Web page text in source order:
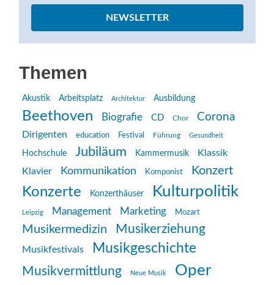
NEWSLETTER
Themen
Akustik Arbeitsplatz Architektur Ausbildung
Beethoven Biografie CD Chor Corona
Dirigenten education Festival Führung Gesundheit
Hochschule Jubiläum Kammermusik
Klassik
Klavier
Kommunikation Komponist Konzert
Konzerte Konzerthäuser Kulturpolitik
Leipzig Management Marketing Mozart
Musikermedizin Musikerziehung
Musikfestivals Musikgeschichte
Musikvermittlung Neue Musik Oper